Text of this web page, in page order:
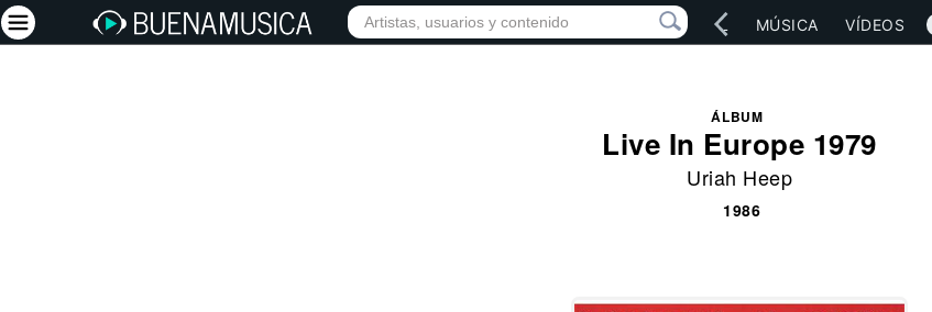
INICIO ARTISTAS RED SOCIAL MÚSICA VÍDEOS
ÁLBUM
Live In Europe 1979
Uriah Heep
1986